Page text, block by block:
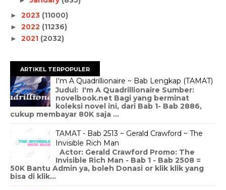
► 2023 (11000)
► 2022 (11236)
► 2021 (2032)
ARTIKEL TERPOPULER
I'm A Quadrillionaire ~ Bab Lengkap (TAMAT)
Judul: I'm A Quadrillionaire Sumber:
novelbook.net Bagi yang berminat
koleksi novel ini, dari Bab 1- Bab 2886,
cukup membayar 80K saja ...
TAMAT - Bab 2513 ~ Gerald Crawford ~ The
Invisible Rich Man
Actor: Gerald Crawford Promo: The
Invisible Rich Man - Bab 1 - Bab 2508 =
50K Bantu Admin ya, boleh Donasi or klik klik yang
bisa di klik...